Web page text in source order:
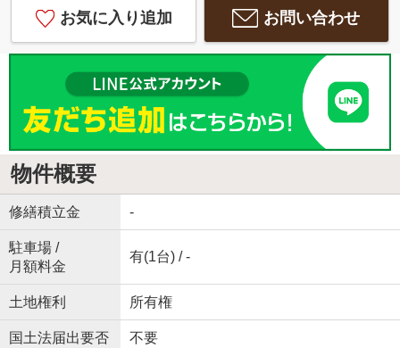
お気に入り追加 お問い合わせ
物件概要
修繕積立金 -
駐車場 /
月額料金
有(1台) / -
土地権利 所有権
国土法届出要否 不要